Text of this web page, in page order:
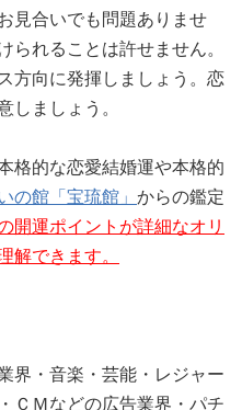
見合いでも問題ありませ
られることは許せません。
方向に発揮しましょう。恋
しましょう。
格的な恋愛結婚運や本格的
の館「宝琉館」 からの鑑定
開運ポイントが詳細なオリ
解できます。
界・音楽・芸能・レジャー
ＣＭなどの広告業界・パチ